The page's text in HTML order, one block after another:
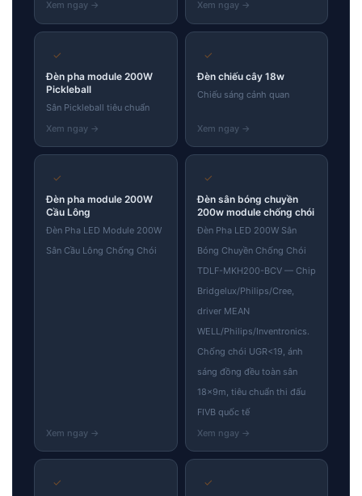
✓
Đèn pha module 200W
Pickleball
Sân Pickleball tiêu chuẩn
✓
Đèn chiếu cây 18w
Chiếu sáng cảnh quan
✓
Đèn pha module 200W
Cầu Lông
Đèn Pha LED Module 200W
Sân Cầu Lông Chống Chói
✓
Đèn sân bóng chuyền
200w module chống chói
Đèn Pha LED 200W Sân
Bóng Chuyền Chống Chói
TDLF-MKH200-BCV — Chip
Bridgelux/Philips/Cree,
driver MEAN
WELL/Philips/Inventronics.
Chống chói UGR<19, ánh
sáng đồng đều toàn sân
18×9m, tiêu chuẩn thi đấu
FIVB quốc tế
✓ ✓